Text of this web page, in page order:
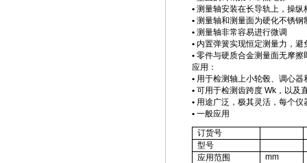
• 测量轴安装在长导轨上，操纵
• 测量轴和测量面为硬化不锈
• 测量轴非常容易进行微调
• 内置弹簧实现恒定测量力，避
• 零件与硬质合金测量面无摩擦
应用：
• 用于检测轴上小轮毂、调心器
• 可用于检测齿跨度Wk，以及
• 用途广泛，极其灵活，每个
• 一般应用
订货号
型号
应用范围
mm